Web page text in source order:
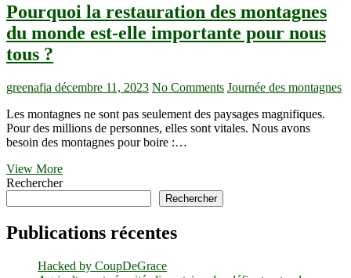
Pourquoi la restauration des montagnes
du monde est-elle importante pour nous
tous ?
greenafia décembre 11, 2023 No Comments Journée des montagnes
Les montagnes ne sont pas seulement des paysages magnifiques.
Pour des millions de personnes, elles sont vitales. Nous avons
besoin des montagnes pour boire :…
View MorePourquoi
la
des
montagnes
du
est-
Rechercher
Rechercher
Publications récentes
Hacked by CoupDeGrace